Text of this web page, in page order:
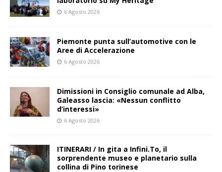
6 Agosto 2026
Piemonte punta sull’automotive con le
Aree di Accelerazione
6 Agosto 2026
Dimissioni in Consiglio comunale ad Alba,
Galeasso lascia: «Nessun conflitto
d’interessi»
6 Agosto 2026
ITINERARI / In gita a Infini.To, il
sorprendente museo e planetario sulla
collina di Pino torinese